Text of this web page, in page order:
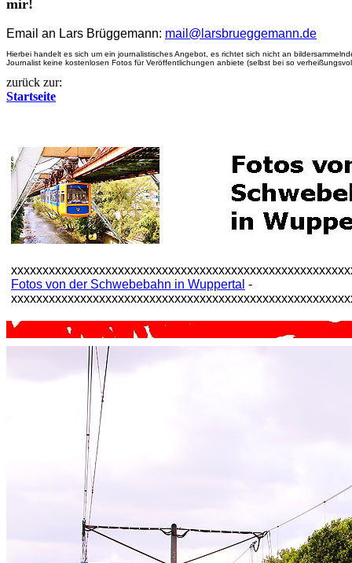
mir!
Email an Lars Brüggemann: mail@larsbrueggemann.de
Hierbei handelt es sich um ein journalistisches Angebot, es richtet sich nicht an
Journalist keine kostenlosen Fotos für Veröffentlichungen anbiete (selbst bei so
zurück zur:
Startseite
Fotos von der Schwebebahn in Wuppertal -